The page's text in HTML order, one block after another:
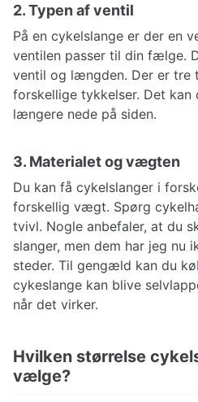
2. Typen af ventil
På en cykelslange er der en
ventilen passer til din fælge.
ventil og længden. Der er tre
forskellige tykkelser. Det
længere nede på siden.
3. Materialet og vægten
Du kan få cykelslanger i
forskellig vægt. Spørg
tvivl. Nogle anbefaler, at du
slanger, men dem har jeg nu
steder. Til gengæld kan du
cykeslange kan blive
når det virker.
Hvilken størrelse
vælge?